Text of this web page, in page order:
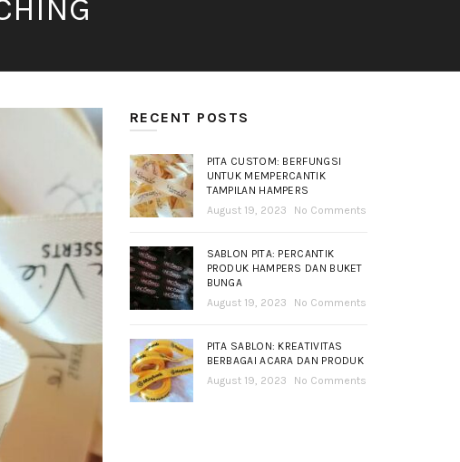
RECENT POSTS
PITA CUSTOM: BERFUNGSI
UNTUK MEMPERCANTIK
TAMPILAN HAMPERS
August 19, 2023
No Comments
SABLON PITA: PERCANTIK
PRODUK HAMPERS DAN BUKET
BUNGA
August 19, 2023
No Comments
PITA SABLON: KREATIVITAS
BERBAGAI ACARA DAN PRODUK
August 19, 2023
No Comments